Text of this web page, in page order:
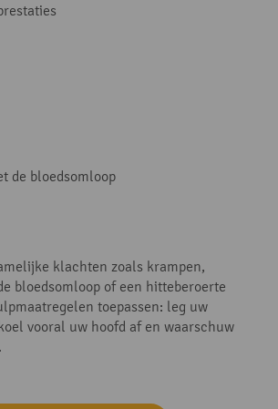
de bloedsomloop
klachten zoals krampen,
bloedsomloop of een hitteberoerte
toepassen: leg uw
vooral uw hoofd af en waarschuw